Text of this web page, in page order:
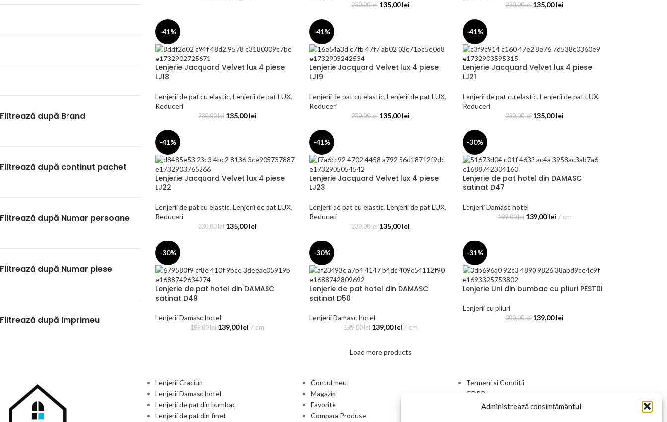
Administrează consimțământul
Filtrează după Brand
Filtrează după continut pachet
Filtrează după Numar persoane
Filtrează după Numar piese
Filtrează după Imprimeu
230,00lei 135,00lei 230,00lei 135,00lei
-41%
Lenjerie Jacquard Velvet lux 4 piese
LJ18
Lenjerii de pat cu elastic, Lenjerii de pat LUX,
Reduceri
230,00lei 135,00lei
-41%
Lenjerie Jacquard Velvet lux 4 piese
LJ19
Lenjerii de pat cu elastic, Lenjerii de pat LUX,
Reduceri
230,00lei 135,00lei
-41%
Lenjerie Jacquard Velvet lux 4 piese
LJ21
Lenjerii de pat cu elastic, Lenjerii de pat LUX,
Reduceri
230,00lei 135,00lei
-41%
Lenjerie Jacquard Velvet lux 4 piese
LJ22
Lenjerii de pat cu elastic, Lenjerii de pat LUX,
Reduceri
230,00lei 135,00lei
-41%
Lenjerie Jacquard Velvet lux 4 piese
LJ23
Lenjerii de pat cu elastic, Lenjerii de pat LUX,
Reduceri
230,00lei 135,00lei
-30%
Lenjerie de pat hotel din DAMASC
satinat D47
Lenjerii Damasc hotel
199,00lei 139,00lei cm
-30%
Lenjerie de pat hotel din DAMASC
satinat D49
Lenjerii Damasc hotel
199,00lei 139,00lei cm
-30%
Lenjerie de pat hotel din DAMASC
satinat D50
Lenjerii Damasc hotel
199,00lei 139,00lei cm
-31%
Lenjerie Uni din bumbac cu pliuri PEST01
Lenjerii cu pliuri
200,00lei 139,00lei
Load more products
Lenjerii Craciun
Lenjerii Damasc hotel
Lenjerii de pat din bumbac
Lenjerii de pat din finet
Contul meu
Magazin
Favorite
Compara Produse
Termeni si Conditii
GDPR
Livrare si Retur